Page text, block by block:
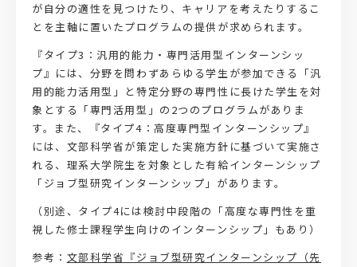
が自分の適性を見つけたり、キャリアを考えたりするこ
とを主軸に置いたプログラムの提供が求められます。
『タイプ3：汎用的能力・専門活用型インターンシッ
プ』には、分野を問わずあらゆる学生が参加できる「汎
用的能力活用型」と特定分野の専門性に長けた学生を対
象とする「専門活用型」の2つのプログラムがありま
す。また、『タイプ4：高度専門型インターンシップ』
には、文部科学省が策定した実施方針に基づいて実施さ
れる、理系大学院生を対象とした有給インターンシップ
「ジョブ型研究インターンシップ」があります。
（別途、タイプ4には検討中段階の「高度な専門性を重
視した修士課程学生向けのインターンシップ」もあり）
参考： 文部科学省『ジョブ型研究インターンシップ（先